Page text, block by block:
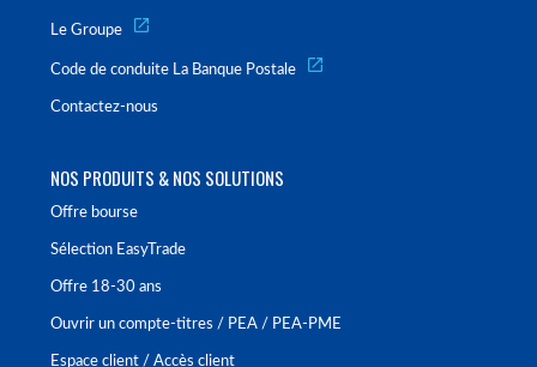
Le Groupe
Code de conduite La Banque Postale
Contactez-nous
NOS PRODUITS & NOS SOLUTIONS
Offre bourse
Sélection EasyTrade
Offre 18-30 ans
Ouvrir un compte-titres / PEA / PEA-PME
Espace client / Accès client